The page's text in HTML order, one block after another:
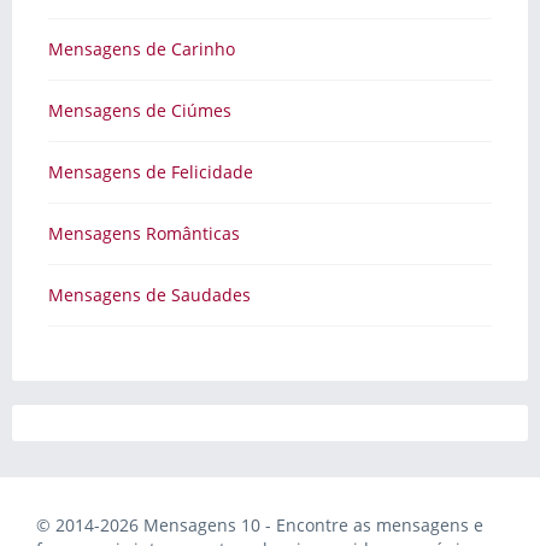
Mensagens de Carinho
Mensagens de Ciúmes
Mensagens de Felicidade
Mensagens Românticas
Mensagens de Saudades
© 2014-2026 Mensagens 10 - Encontre as mensagens e